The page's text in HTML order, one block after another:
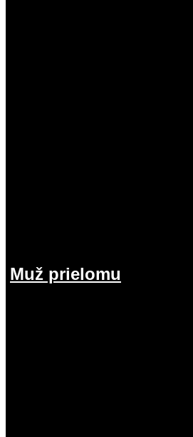
Muž prielomu